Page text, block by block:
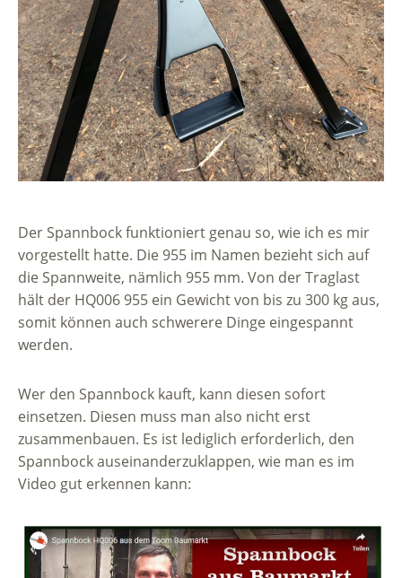
Der Spannbock funktioniert genau so, wie ich es mir
vorgestellt hatte. Die 955 im Namen bezieht sich auf
die Spannweite, nämlich 955 mm. Von der Traglast
hält der HQ006 955 ein Gewicht von bis zu 300 kg aus,
somit können auch schwerere Dinge eingespannt
werden.
Wer den Spannbock kauft, kann diesen sofort
einsetzen. Diesen muss man also nicht erst
zusammenbauen. Es ist lediglich erforderlich, den
Spannbock auseinanderzuklappen, wie man es im
Video gut erkennen kann: